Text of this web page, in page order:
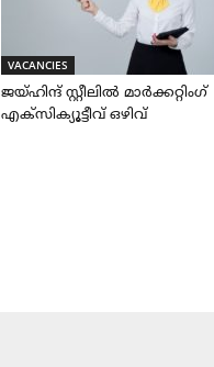
VACANCIES
ജയ്‌ഹിന്ദ്‌ സ്റ്റീലിൽ മാർക്കറ്റിംഗ്
എക്സിക്യൂട്ടീവ് ഒഴിവ്